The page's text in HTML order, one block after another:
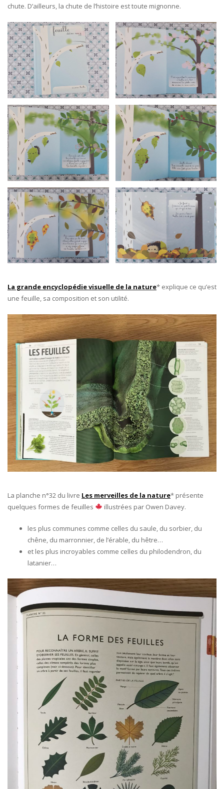
chute. D’ailleurs, la chute de l’histoire est toute mignonne.
La grande encyclopédie visuelle de la nature* explique ce qu’est
une feuille, sa composition et son utilité.
La planche n°32 du livre Les merveilles de la nature* présente
quelques formes de feuilles
illustrées par Owen Davey.
les plus communes comme celles du saule, du sorbier, du
chêne, du marronnier, de l’érable, du hêtre…
et les plus incroyables comme celles du philodendron, du
latanier…